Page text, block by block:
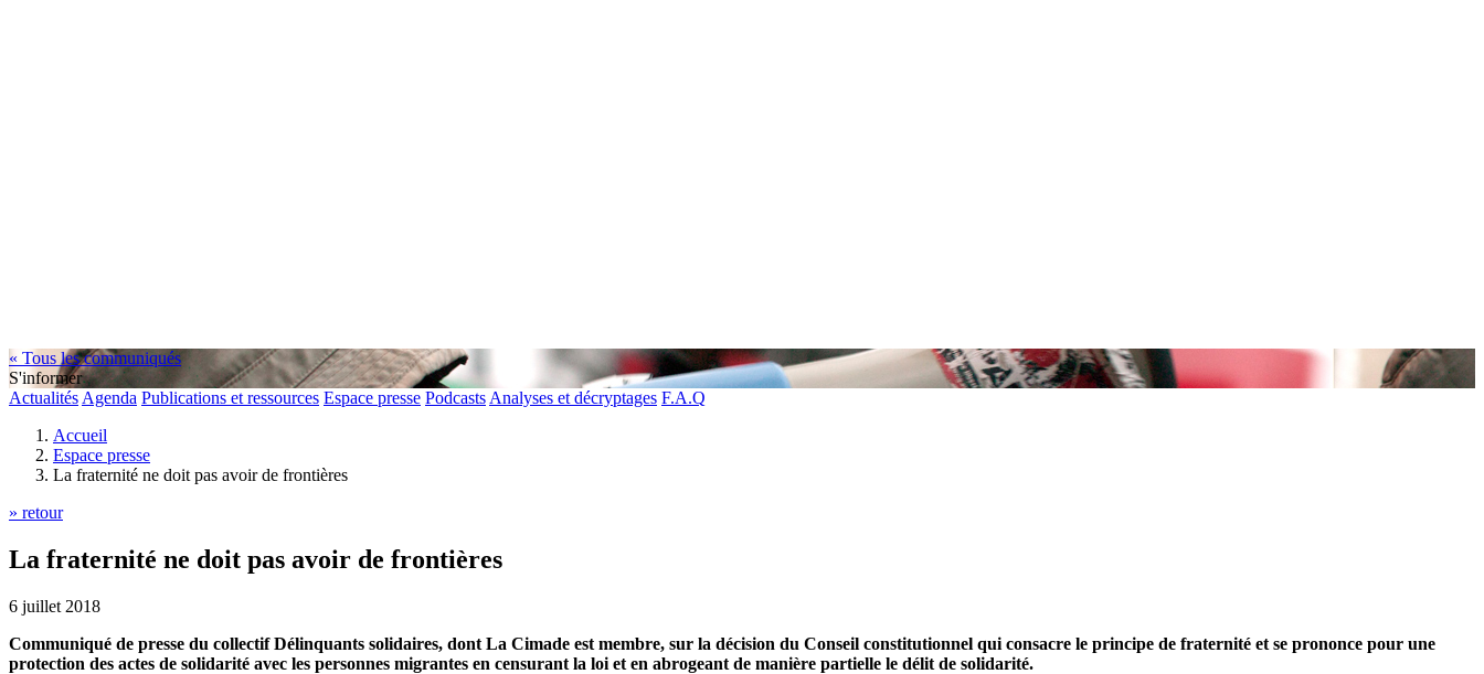
« Tous les communiqués
S'informer
Actualités Agenda Publications et ressources Espace presse Podcasts Analyses et décryptages F.A.Q
Accueil
Espace presse
La fraternité ne doit pas avoir de frontières
» retour
La fraternité ne doit pas avoir de frontières
6 juillet 2018
Communiqué de presse du collectif Délinquants solidaires, dont La Cimade est membre, sur la décision du Conseil constitutionnel qui consacre le principe de fraternité et se prononce pour une
protection des actes de solidarité avec les personnes migrantes en censurant la loi et en abrogeant de manière partielle le délit de solidarité.